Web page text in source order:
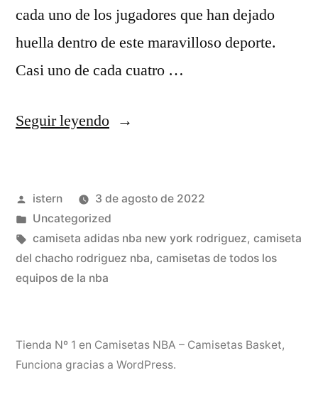
cada uno de los jugadores que han dejado
huella dentro de este maravilloso deporte.
Casi uno de cada cuatro …
Seguir leyendo«una
baratas
letra»
Publicado
por
istern
3 de agosto de 2022
Publicado
en
Uncategorized
Etiquetas:
camiseta adidas nba new york rodriguez, camiseta
del chacho rodriguez nba, camisetas de todos los
equipos de la nba
Tienda Nº 1 en Camisetas NBA – Camisetas Basket,
Funciona gracias a WordPress.